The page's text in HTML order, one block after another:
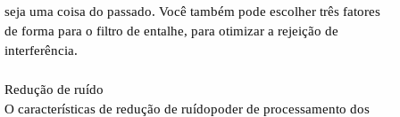
seja uma coisa do passado. Você também pode escolher três fatores
de forma para o filtro de entalhe, para otimizar a rejeição de
interferência.
Redução de ruído
O características de redução de ruídopoder de processamento dos